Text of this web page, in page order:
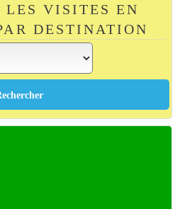
LES VISITES EN
DESTINATION